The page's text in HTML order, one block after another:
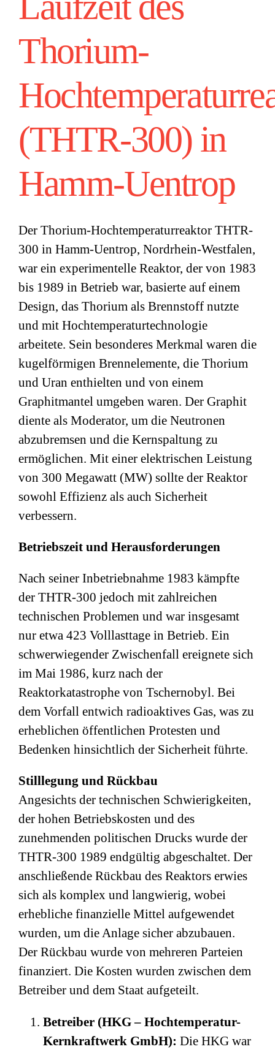
Thorium-
(THTR-300) in
Hamm-Uentrop
Der Thorium-Hochtemperaturreaktor THTR-
300 in Hamm-Uentrop, Nordrhein-Westfalen,
war ein experimentelle Reaktor, der von 1983
bis 1989 in Betrieb war, basierte auf einem
Design, das Thorium als Brennstoff nutzte
und mit Hochtemperaturtechnologie
arbeitete. Sein besonderes Merkmal waren die
kugelförmigen Brennelemente, die Thorium
und Uran enthielten und von einem
Graphitmantel umgeben waren. Der Graphit
diente als Moderator, um die Neutronen
abzubremsen und die Kernspaltung zu
ermöglichen. Mit einer elektrischen Leistung
von 300 Megawatt (MW) sollte der Reaktor
sowohl Effizienz als auch Sicherheit
verbessern.
Betriebszeit und Herausforderungen
Nach seiner Inbetriebnahme 1983 kämpfte
der THTR-300 jedoch mit zahlreichen
technischen Problemen und war insgesamt
nur etwa 423 Volllasttage in Betrieb. Ein
schwerwiegender Zwischenfall ereignete sich
im Mai 1986, kurz nach der
Reaktorkatastrophe von Tschernobyl. Bei
dem Vorfall entwich radioaktives Gas, was zu
erheblichen öffentlichen Protesten und
Bedenken hinsichtlich der Sicherheit führte.
Stilllegung und Rückbau
Angesichts der technischen Schwierigkeiten,
der hohen Betriebskosten und des
zunehmenden politischen Drucks wurde der
THTR-300 1989 endgültig abgeschaltet. Der
anschließende Rückbau des Reaktors erwies
sich als komplex und langwierig, wobei
erhebliche finanzielle Mittel aufgewendet
wurden, um die Anlage sicher abzubauen.
Der Rückbau wurde von mehreren Parteien
finanziert. Die Kosten wurden zwischen dem
Betreiber und dem Staat aufgeteilt.
Betreiber (HKG – Hochtemperatur-
Kernkraftwerk GmbH): Die HKG war